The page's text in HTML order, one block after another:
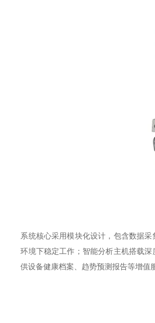
系统核心采用模块化设计，包含数据
环境下稳定工作；智能分析主机搭载
供设备健康档案、趋势预测报告等增值